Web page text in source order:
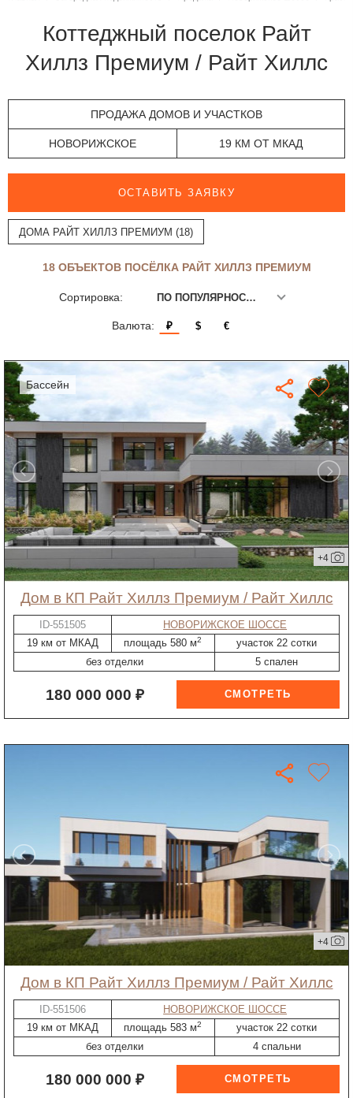
Коттеджный поселок Райт
Хиллз Премиум / Райт Хиллс
ПРОДАЖА ДОМОВ И УЧАСТКОВ
НОВОРИЖСКОЕ 19 КМ ОТ МКАД
ОСТАВИТЬ ЗАЯВКУ
ДОМА РАЙТ ХИЛЛЗ ПРЕМИУМ (18)
18 ОБЪЕКТОВ ПОСЁЛКА РАЙТ ХИЛЛЗ ПРЕМИУМ
Сортировка: ПО ПОПУЛЯРНОСТИ
Валюта: ₽ $ €
бассейн
+4
дом в КП Райт Хиллз Премиум / Райт Хиллс
ID-551505
НОВОРИЖСКОЕ ШОССЕ
19 км от МКАД
площадь 580 м2
участок 22 сотки
без отделки
5 спален
180 000 000 ₽
+4
дом в КП Райт Хиллз Премиум / Райт Хиллс
ID-551506
НОВОРИЖСКОЕ ШОССЕ
19 км от МКАД
площадь 583 м2
участок 22 сотки
без отделки
4 спальни
180 000 000 ₽